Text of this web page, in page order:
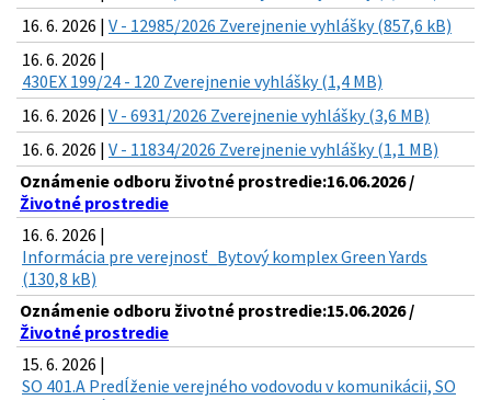
16. 6. 2026 | V - 12985/2026 Zverejnenie vyhlášky (857,6 kB)
16. 6. 2026 |
430EX 199/24 - 120 Zverejnenie vyhlášky (1,4 MB)
16. 6. 2026 | V - 6931/2026 Zverejnenie vyhlášky (3,6 MB)
16. 6. 2026 | V - 11834/2026 Zverejnenie vyhlášky (1,1 MB)
Oznámenie odboru životné prostredie:16.06.2026 /
Životné prostredie
16. 6. 2026 |
Informácia pre verejnosť_Bytový komplex Green Yards
(130,8 kB)
Oznámenie odboru životné prostredie:15.06.2026 /
Životné prostredie
15. 6. 2026 |
SO 401.A Predĺženie verejného vodovodu v komunikácii, SO